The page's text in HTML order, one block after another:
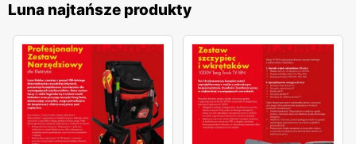
mają stały dostęp do najnowszych ofert, co sprawia, że
zakupy w lunapolska.pl są nie tylko przyjemne, ale i
opłacalne. Sklep ten jest idealnym miejscem dla każdego,
kto szuka niezawodnych narzędzi w konkurencyjnych
cenach.
Luna najtańsze produkty